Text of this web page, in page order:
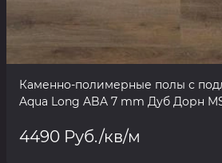
Каменно-полимерные полы с
Aqua Long ABA 7 mm Дуб Дорн
4490 Руб./кв/м